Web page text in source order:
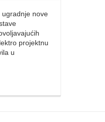
nove
projektnu
u